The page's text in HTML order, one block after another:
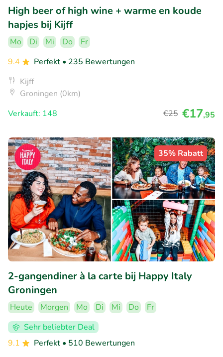
High beer of high wine + warme en koude
hapjes bij Kijff
Mo Di Mi Do
Fr
9.4
Perfekt • 235 Bewertungen
Kijff
Groningen (0km)
Verkauft: 148
€25 €17,95
35% Rabatt
2-gangendiner à la carte bij Happy Italy
Groningen
Heute Morgen Mo Di Mi Do
Fr
Sehr beliebter Deal
9.1
Perfekt • 510 Bewertungen